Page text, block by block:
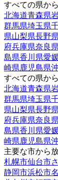
すべての県か
北海道青森県
群馬県埼玉県
県山梨県長野県
府兵庫県奈良県
島県香川県愛
崎県鹿児島県
すべての県か
北海道青森県
群馬県埼玉県
県山梨県長野県
府兵庫県奈良県
島県香川県愛
崎県鹿児島県
主要な市から
札幌市仙台市
静岡市浜松市